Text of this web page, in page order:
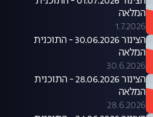
המלאה
1.7.2026
הצינור 30.06.2026 - התוכנית
המלאה
30.6.2026
הצינור 28.06.2026 - התוכנית
המלאה
28.6.2026